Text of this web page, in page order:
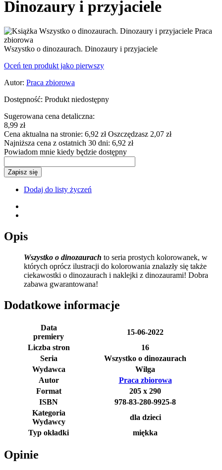
Dinozaury i przyjaciele
Wszystko o dinozaurach. Dinozaury i przyjaciele
Oceń ten produkt jako pierwszy
Autor: Praca zbiorowa
Dostępność: Produkt niedostępny
Sugerowana cena detaliczna:
8,99 zł
Cena aktualna na stronie: 6,92 złOszczędzasz 2,07 zł
Najniższa cena z ostatnich 30 dni: 6,92 zł
Powiadom mnie kiedy będzie dostępny
Zapisz się
Dodaj do listy życzeń
Opis
Wszystko o dinozaurach to seria prostych kolorowanek, w
których oprócz ilustracji do kolorowania znalazły się także
ciekawostki o dinozaurach i naklejki z dinozaurami! Dobra
zabawa gwarantowana!
Dodatkowe informacje
Data
premiery
15-06-2022
Liczba stron
16
Seria
Wszystko o dinozaurach
Wydawca
Wilga
Autor
Praca zbiorowa
Format
205 x 290
ISBN
978-83-280-9925-8
Kategoria
Wydawcy
dla dzieci
Typ okładki
miękka
Opinie